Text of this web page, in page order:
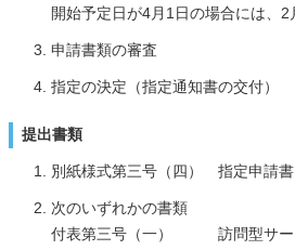
開始予定日が4月1日の場合には、2
申請書類の審査
指定の決定（指定通知書の交付）
提出書類
別紙様式第三号（四） 指定申請書
次のいずれかの書類
付表第三号（一） 訪問型サー